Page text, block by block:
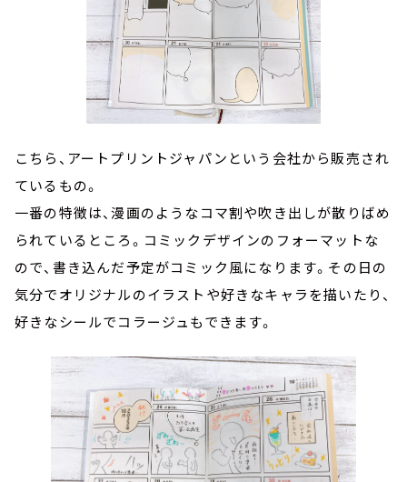
こちら、アートプリントジャパンという会社から販売され
ているもの。
一番の特徴は、漫画のようなコマ割や吹き出しが散りばめ
られているところ。コミックデザインのフォーマットな
ので、書き込んだ予定がコミック風になります。その日の
気分でオリジナルのイラストや好きなキャラを描いたり、
好きなシールでコラージュもできます。